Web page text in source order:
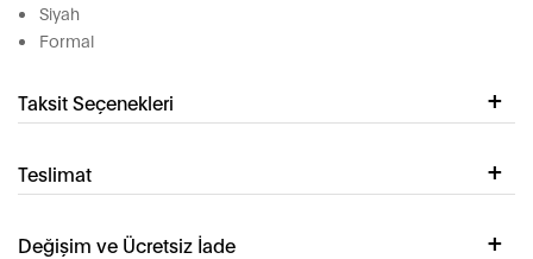
Siyah
Formal
Taksit Seçenekleri
Teslimat
Değişim ve Ücretsiz İade